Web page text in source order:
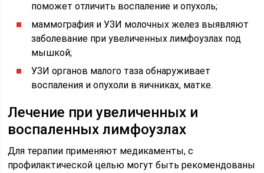
поможет отличить воспаление и опухоль;
маммография и УЗИ молочных желез выявляют
заболевание при увеличенных лимфоузлах под
мышкой;
УЗИ органов малого таза обнаруживает
воспаления и опухоли в яичниках, матке.
Лечение при увеличенных и
воспаленных лимфоузлах
Для терапии применяют медикаменты, с
профилактической целью могут быть рекомендованы